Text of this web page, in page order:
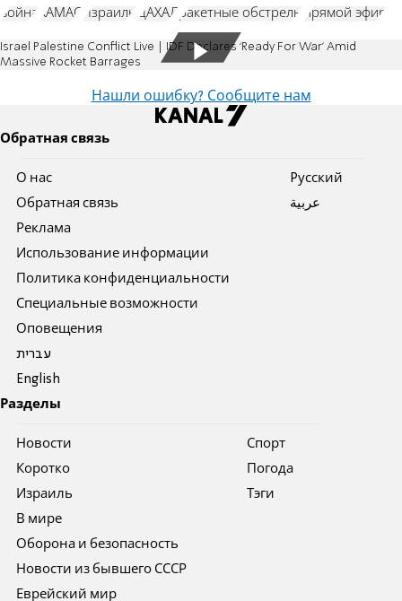
война ХАМАС Израиль ЦАХАЛ ракетные обстрелы прямой эфир
Israel Palestine Conflict Live | IDF Declares ‘Ready For War’ Amid
Massive Rocket Barrages
Нашли ошибку? Сообщите нам
Обратная связь
О нас
Обратная связь
Реклама
Использование информации
Политика конфиденциальности
Специальные возможности
Оповещения
עברית
English
Pусский
عربية
Разделы
Новости
Коротко
Израиль
В мире
Оборона и безопасность
Новости из бывшего СССР
Еврейский мир
Спорт
Погода
Тэги